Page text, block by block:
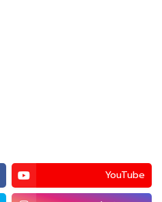
YouTube